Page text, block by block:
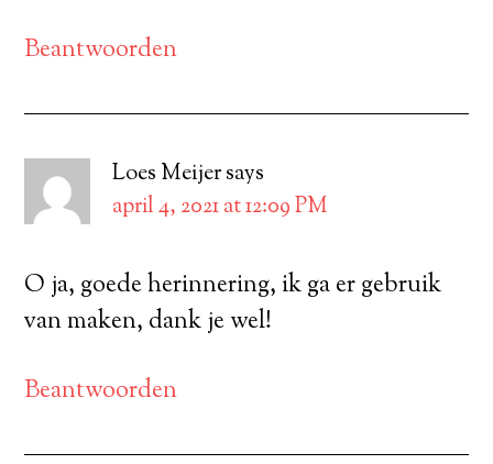
Beantwoorden
Loes Meijersays
april 4, 2021 at 12:09 PM
O ja, goede herinnering, ik ga er gebruik
van maken, dank je wel!
Beantwoorden